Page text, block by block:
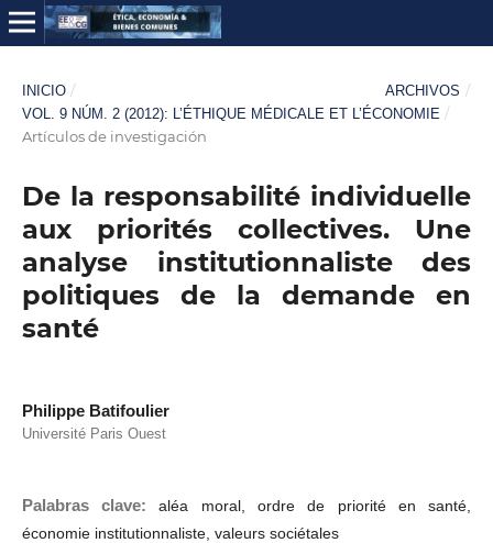
INICIO / ARCHIVOS /
VOL. 9 NÚM. 2 (2012): L’ÉTHIQUE MÉDICALE ET L’ÉCONOMIE /
Artículos de investigación
De la responsabilité individuelle
aux priorités collectives. Une
analyse institutionnaliste des
politiques de la demande en
santé
Philippe Batifoulier
Université Paris Ouest
Palabras clave:aléa moral, ordre de priorité en santé,
économie institutionnaliste, valeurs sociétales